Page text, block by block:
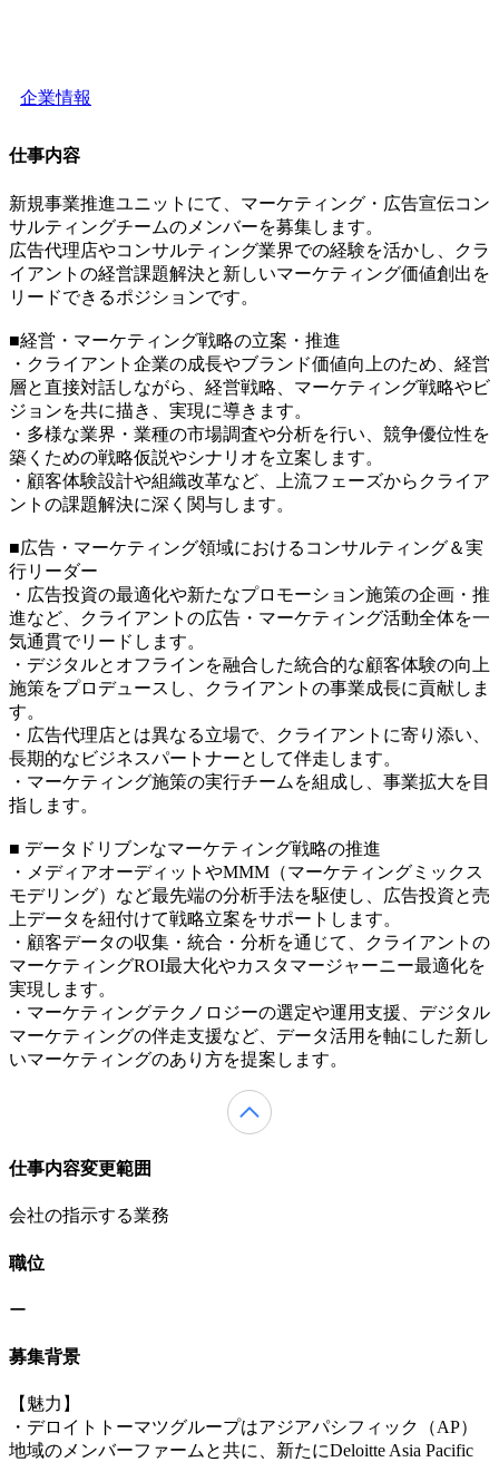
企業情報
仕事内容
新規事業推進ユニットにて、マーケティング・広告宣伝コン
サルティングチームのメンバーを募集します。
広告代理店やコンサルティング業界での経験を活かし、クラ
イアントの経営課題解決と新しいマーケティング価値創出を
リードできるポジションです。
■経営・マーケティング戦略の立案・推進
・クライアント企業の成長やブランド価値向上のため、経営
層と直接対話しながら、経営戦略、マーケティング戦略やビ
ジョンを共に描き、実現に導きます。
・多様な業界・業種の市場調査や分析を行い、競争優位性を
築くための戦略仮説やシナリオを立案します。
・顧客体験設計や組織改革など、上流フェーズからクライア
ントの課題解決に深く関与します。
■広告・マーケティング領域におけるコンサルティング＆実
行リーダー
・広告投資の最適化や新たなプロモーション施策の企画・推
進など、クライアントの広告・マーケティング活動全体を一
気通貫でリードします。
・デジタルとオフラインを融合した統合的な顧客体験の向上
施策をプロデュースし、クライアントの事業成長に貢献しま
す。
・広告代理店とは異なる立場で、クライアントに寄り添い、
長期的なビジネスパートナーとして伴走します。
・マーケティング施策の実行チームを組成し、事業拡大を目
指します。
■ データドリブンなマーケティング戦略の推進
・メディアオーディットやMMM（マーケティングミックス
モデリング）など最先端の分析手法を駆使し、広告投資と売
上データを紐付けて戦略立案をサポートします。
・顧客データの収集・統合・分析を通じて、クライアントの
マーケティングROI最大化やカスタマージャーニー最適化を
実現します。
・マーケティングテクノロジーの選定や運用支援、デジタル
マーケティングの伴走支援など、データ活用を軸にした新し
いマーケティングのあり方を提案します。
仕事内容変更範囲
会社の指示する業務
職位
ー
募集背景
【魅力】
・デロイトトーマツグループはアジアパシフィック（AP）
地域のメンバーファームと共に、新たにDeloitte Asia Pacific